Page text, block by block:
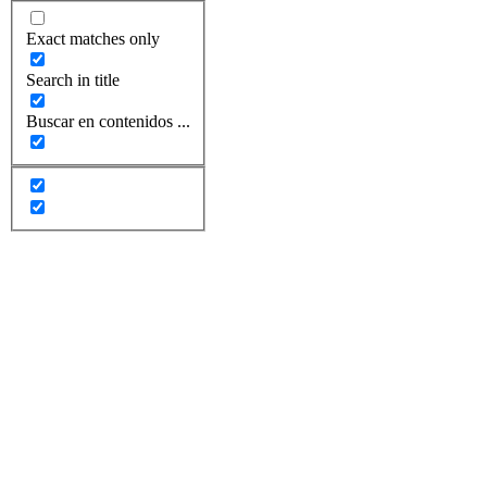
Exact matches only
Search in title
Buscar en contenidos ...